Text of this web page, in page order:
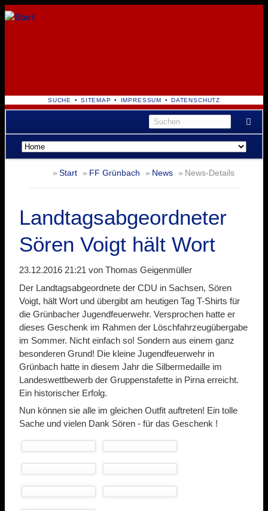
NAVIGATION
ÜBERSPRINGEN
SUCHE SITEMAP IMPRESSUM DATENSCHUTZ
Navigation
überspringen
Start FF Grünbach News News-Details
Landtagsabgeordneter
Sören Voigt hält Wort
23.12.2016 21:21 von Thomas Geigenmüller
Der Landtagsabgeordnete der CDU in Sachsen, Sören
Voigt, hält Wort und übergibt am heutigen Tag T-Shirts für
die Grünbacher Jugendfeuerwehr. Versprochen hatte er
dieses Geschenk im Rahmen der Löschfahrzeugübergabe
im Sommer. Nicht einfach so! Sondern aus einem ganz
besonderen Grund! Die kleine Jugendfeuerwehr in
Grünbach hatte in diesem Jahr die Silbermedaille im
Landeswettbewerb der Gruppenstafette in Pirna erreicht.
Ein historischer Erfolg.
Nun können sie alle im gleichen Outfit auftreten! Ein tolle
Sache und vielen Dank Sören - für das Geschenk !